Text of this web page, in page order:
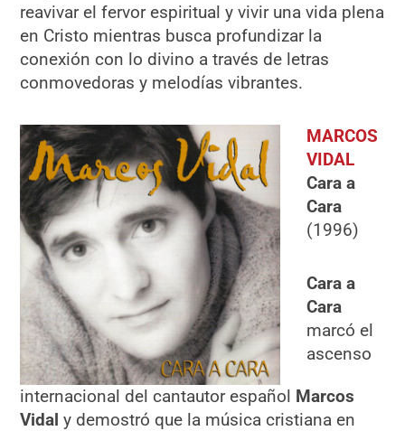
reavivar el fervor espiritual y vivir una vida plena
en Cristo mientras busca profundizar la
conexión con lo divino a través de letras
conmovedoras y melodías vibrantes.
MARCOS
VIDAL
Cara a
Cara
(1996)
Cara a
Cara
marcó el
ascenso
internacional del cantautor español Marcos
Vidal y demostró que la música cristiana en